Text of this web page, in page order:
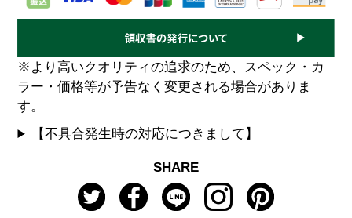
※より高いクオリティの追求のため、スペック・カ
ラー・価格等が予告なく変更される場合がありま
す。
【不具合発生時の対応につきまして】
SHARE